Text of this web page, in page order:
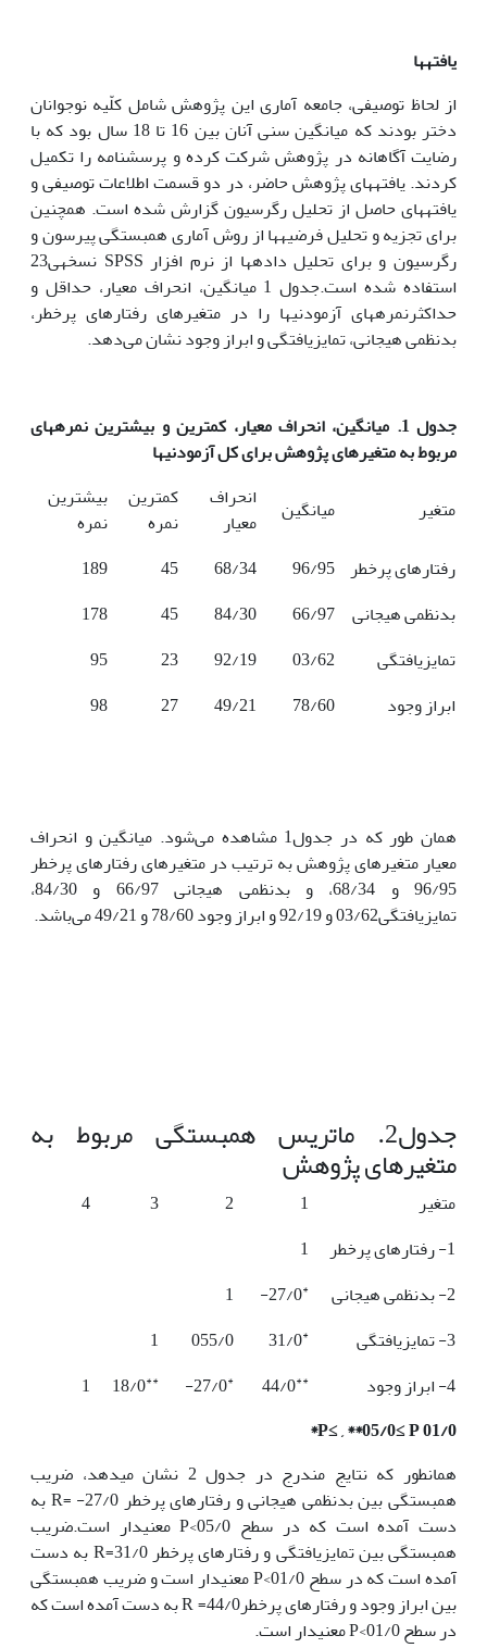
­یافته­ها
از لحاظ توصیفی، جامعه آماری این پژوهش شامل کلّیه نوجوانان
دختر بودند که میانگین سنی آنان بین 16 تا 18 سال بود که با
رضایت آگاهانه در پژوهش شرکت کرده و پرسشنامه را تکمیل
کردند. یافته­های پژوهش حاضر، در دو قسمت اطلاعات توصیفی و
یافته­های حاصل از تحلیل رگرسیون گزارش شده است. همچنین
برای تجزیه و تحلیل فرضیه­ها از روش آماری همبستگی پیرسون و
رگرسیون و برای تحلیل داده­ها از نرم افزار SPSS نسخه­ی23
استفاده شده است.جدول 1 میانگین، انحراف معیار، حداقل و
حداکثرنمره­های آزمودنی­ها را در متغیرهای رفتارهای پرخطر،
بدنظمی هیجانی، تمایزیافتگی و ابراز وجود نشان می‌دهد.
جدول 1. میانگین، انحراف معیار، کمترین و بیشترین نمره­های
مربوط به متغیرهای پژوهش برای کل آزمودنی­ها
متغیر
میانگین
انحراف
معیار
کمترین
نمره
بیشترین
نمره
رفتارهای پرخطر 96/95
68/34
45
189
بدنظمی هیجانی 66/97
84/30
45
178
تمایزیافتگی
03/62
92/19
23
95
ابراز وجود
78/60
49/21
27
98
همان طور که در جدول1 مشاهده می‌شود. میانگین و انحراف
معیار متغیرهای پژوهش به ترتیب در متغیرهای رفتارهای پرخطر
96/95 و 68/34، و بدنظمی هیجانی 66/97 و 84/30،
تمایزیافتگی03/62 و 92/19 و ابراز وجود 78/60 و 49/21 می‌باشد.
جدول2. ماتریس همبستگی مربوط به
متغیرهای پژوهش
متغیر 1
2
3
4
1- رفتارهای پرخطر
1
2- بدنظمی هیجانی
*
27/0-
1
3- تمایزیافتگی
*
31/0
055/0
1
4- ابراز وجود
**
44/0
*
27/0-
**
18/0
1
01/0
P≤, **05/0≤P*
همان­طور که نتایج مندرج در جدول 2 نشان می­دهد، ضریب
همبستگی بین بدنظمی هیجانی و رفتارهای پرخطر 27/0- =R به
دست آمده است که در سطح 05/0>P معنی­دار است.ضریب
همبستگی بین تمایزیافتگی و رفتارهای پرخطر 31/0=R به دست
آمده است که در سطح 01/0>P معنی­دار است و ضریب همبستگی
بین ابراز وجود و رفتارهای پرخطر44/0= R به دست آمده است که
در سطح 01/0>P معنی­دار است.